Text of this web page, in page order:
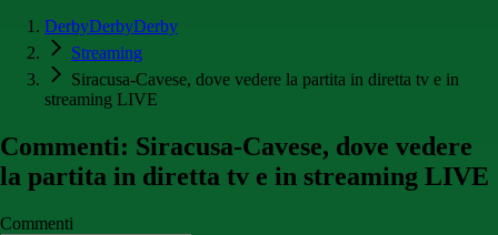
DerbyDerbyDerby
Streaming
Siracusa-Cavese, dove vedere la partita in diretta tv e in
streaming LIVE
Commenti: Siracusa-Cavese, dove vedere
la partita in diretta tv e in streaming LIVE
Commenti